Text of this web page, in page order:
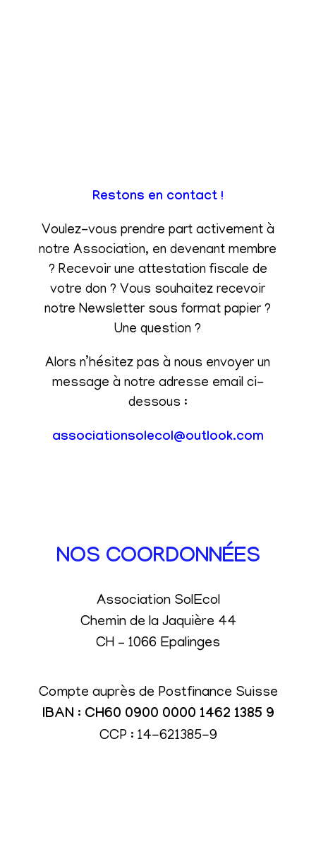
Restons en contact !
Voulez-vous prendre part activement à
notre Association, en devenant membre
? Recevoir une attestation fiscale de
votre don ? Vous souhaitez recevoir
notre Newsletter sous format papier ?
Une question ?
Alors n’hésitez pas à nous envoyer un
message à notre adresse email ci-
dessous :
associationsolecol@outlook.com
NOS COORDONNÉES
Association SolEcol
Chemin de la Jaquière 44
CH – 1066 Epalinges
Compte auprès de Postfinance Suisse
IBAN : CH60 0900 0000 1462 1385 9
CCP : 14-621385-9